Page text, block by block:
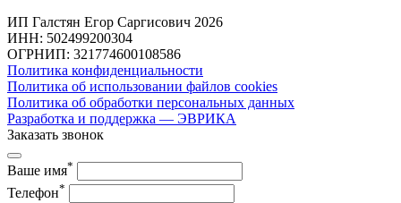
ИП Галстян Егор Саргисович 2026
ИНН: 502499200304
ОГРНИП: 321774600108586
Политика конфиденциальности
Политика об использовании файлов cookies
Политика об обработки персональных данных
Разработка и поддержка — ЭВРИКА
Заказать звонок
Ваше имя*
Телефон*